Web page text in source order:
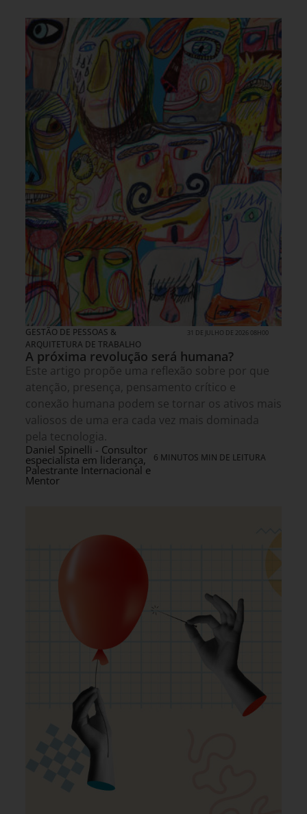
GESTÃO DE PESSOAS &
ARQUITETURA DE TRABALHO
31 DE JULHO DE 2026 08H00
A próxima revolução será humana?
Este artigo propõe uma reflexão sobre por que
atenção, presença, pensamento crítico e
conexão humana podem se tornar os ativos mais
valiosos de uma era cada vez mais dominada
pela tecnologia.
Daniel Spinelli - Consultor
especialista em liderança,
Palestrante Internacional e
Mentor
6 MINUTOS MIN DE LEITURA